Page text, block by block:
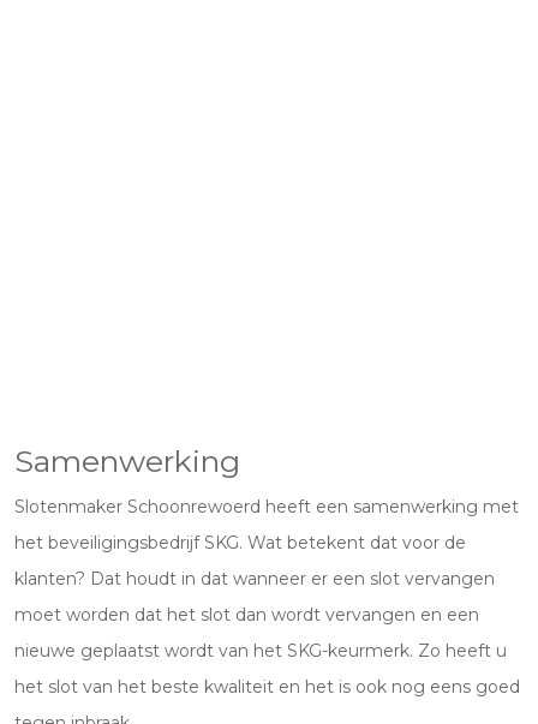
Samenwerking
Slotenmaker Schoonrewoerd heeft een samenwerking met
het beveiligingsbedrijf SKG. Wat betekent dat voor de
klanten? Dat houdt in dat wanneer er een slot vervangen
moet worden dat het slot dan wordt vervangen en een
nieuwe geplaatst wordt van het SKG-keurmerk. Zo heeft u
het slot van het beste kwaliteit en het is ook nog eens goed